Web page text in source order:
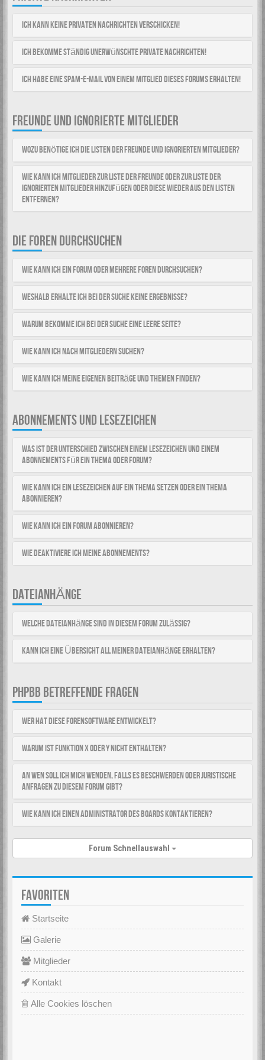
Ich kann keine Privaten Nachrichten verschicken!
Ich bekomme ständig unerwünschte Private Nachrichten!
Ich habe eine Spam-E-Mail von einem Mitglied dieses Forums erhalten!
FREUNDE UND IGNORIERTE MITGLIEDER
Wozu benötige ich die Listen der Freunde und ignorierten Mitglieder?
Wie kann ich Mitglieder zur Liste der Freunde oder zur Liste der
ignorierten Mitglieder hinzufügen oder diese wieder aus den Listen
entfernen?
DIE FOREN DURCHSUCHEN
Wie kann ich ein Forum oder mehrere Foren durchsuchen?
Weshalb erhalte ich bei der Suche keine Ergebnisse?
Warum bekomme ich bei der Suche eine leere Seite?
Wie kann ich nach Mitgliedern suchen?
Wie kann ich meine eigenen Beiträge und Themen finden?
ABONNEMENTS UND LESEZEICHEN
Was ist der Unterschied zwischen einem Lesezeichen und einem
Abonnements für ein Thema oder Forum?
Wie kann ich ein Lesezeichen auf ein Thema setzen oder ein Thema
abonnieren?
Wie kann ich ein Forum abonnieren?
Wie deaktiviere ich meine Abonnements?
DATEIANHÄNGE
Welche Dateianhänge sind in diesem Forum zulässig?
Kann ich eine Übersicht all meiner Dateianhänge erhalten?
PHPBB BETREFFENDE FRAGEN
Wer hat diese Forensoftware entwickelt?
Warum ist Funktion x oder y nicht enthalten?
An wen soll ich mich wenden, falls es Beschwerden oder juristische
Anfragen zu diesem Forum gibt?
Wie kann ich einen Administrator des Boards kontaktieren?
Forum Schnellauswahl
FAVORITEN
Startseite
Galerie
Mitglieder
Kontakt
Alle Cookies löschen